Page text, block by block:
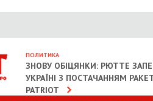
ПОЛИТИКА
ЗНОВУ ОБІЦЯНКИ: РЮТТЕ
УКРАЇНІ З ПОСТАЧАННЯМ
PATRIOT